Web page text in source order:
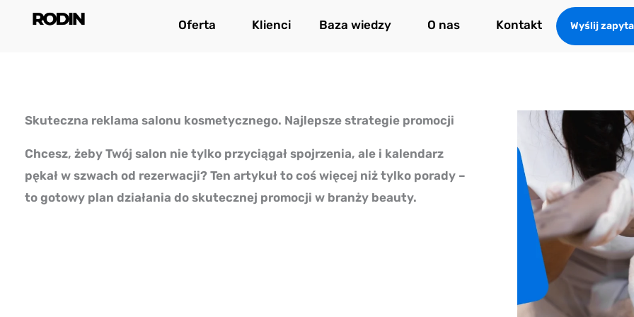
Przejdź
Oferta Klienci Baza wiedzy O nas Kontakt Wyślij
Skuteczna reklama salonu kosmetycznego. Najlepsze strategie promocji
Chcesz, żeby Twój salon nie tylko przyciągał spojrzenia, ale i kalendarz
pękał w szwach od rezerwacji? Ten artykuł to coś więcej niż tylko porady –
to gotowy plan działania do skutecznej promocji w branży beauty.